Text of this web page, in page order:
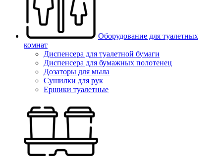
Оборудование для туалетных
комнат
Диспенсера для туалетной бумаги
Диспенсера для бумажных полотенец
Дозаторы для мыла
Сушилки для рук
Ершики туалетные